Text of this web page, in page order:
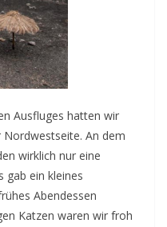
Ausfluges hatten wir
An dem
wirklich nur eine
gab ein kleines
Abendessen
Katzen waren wir froh